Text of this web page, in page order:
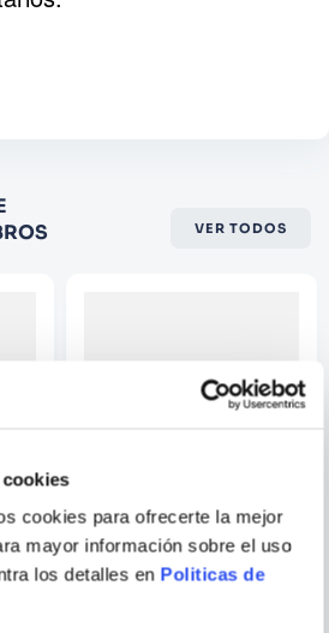
cookies para ofrecerte la mejor
mayor información sobre el uso
los detalles en Politicas de
Florencia -incluido el propio
el producto de 1 a 5
VER TODOS
EL BRUJO TEMPLARIO